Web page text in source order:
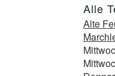
Alle
Alte